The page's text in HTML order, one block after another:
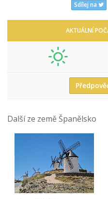
Sdílej na
AKTUÁLNÍ
Další ze země Španělsko